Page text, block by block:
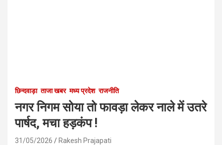
छिन्दवाड़ा ताजा खबर मध्य प्रदेश राजनीति
नगर निगम सोया तो फावड़ा लेकर नाले में उतरे
पार्षद, मचा हड़कंप !
31/05/2026 Rakesh Prajapati